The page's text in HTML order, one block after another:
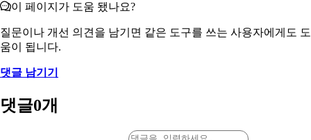
이 페이지가 도움 됐나요?
질문이나 개선 의견을 남기면 같은 도구를 쓰는 사용자에게도 도
움이 됩니다.
댓글 남기기
댓글0개